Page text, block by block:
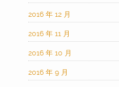
2016 年 12 月
2016 年 11 月
2016 年 10 月
2016 年 9 月